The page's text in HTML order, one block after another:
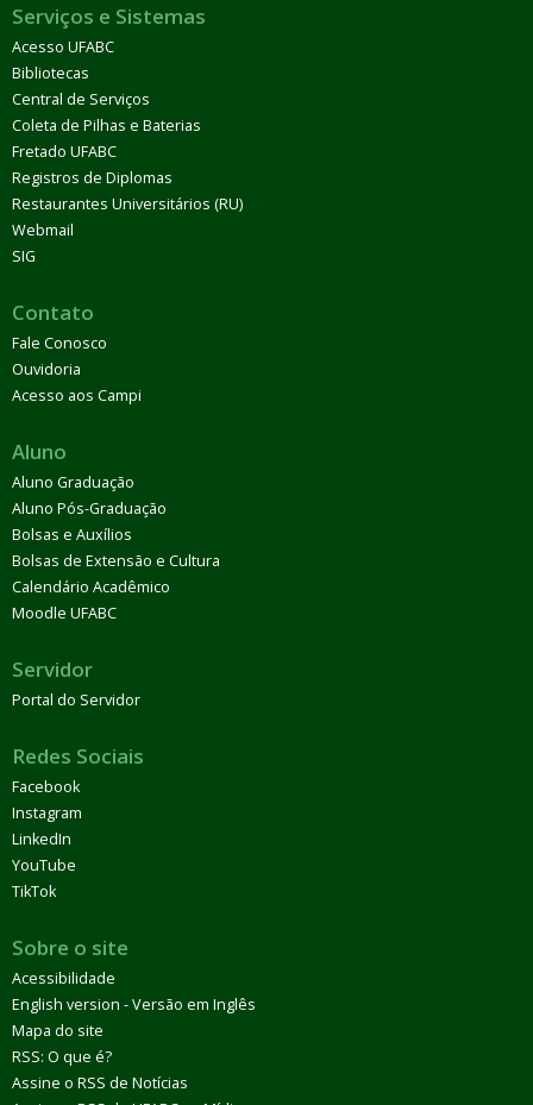
Serviços e Sistemas
Acesso UFABC
Bibliotecas
Central de Serviços
Coleta de Pilhas e Baterias
Fretado UFABC
Registros de Diplomas
Restaurantes Universitários (RU)
Webmail
SIG
Contato
Fale Conosco
Ouvidoria
Acesso aos Campi
Aluno
Aluno Graduação
Aluno Pós-Graduação
Bolsas e Auxílios
Bolsas de Extensão e Cultura
Calendário Acadêmico
Moodle UFABC
Servidor
Portal do Servidor
Redes Sociais
Facebook
Instagram
LinkedIn
YouTube
TikTok
Sobre o site
Acessibilidade
English version - Versão em Inglês
Mapa do site
RSS: O que é?
Assine o RSS de Notícias